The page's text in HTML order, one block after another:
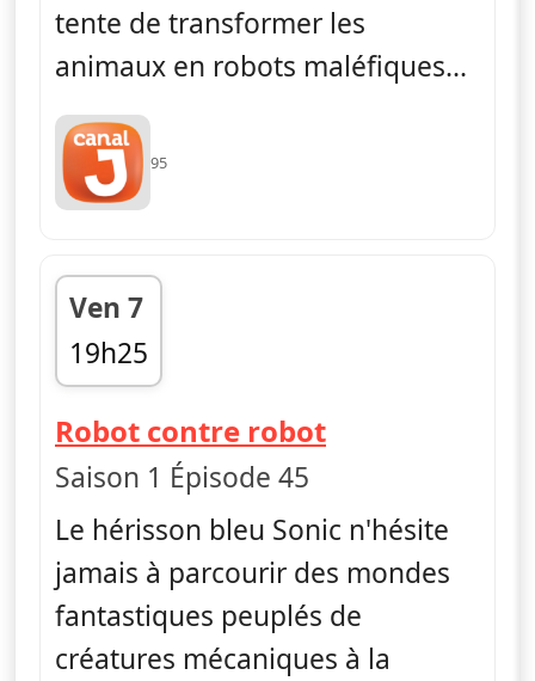
tente de transformer les
animaux en robots maléfiques...
95
Ven 7
19h25
fin 19h40
Robot contre robot— Sonic Boom
Saison 1 Épisode 45
Le hérisson bleu Sonic n'hésite
jamais à parcourir des mondes
fantastiques peuplés de
créatures mécaniques à la